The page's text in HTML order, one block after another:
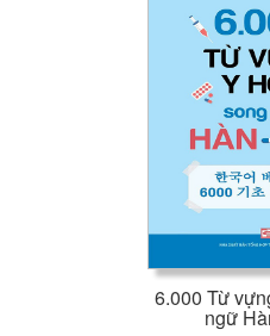
6.000 Từ
ngữ